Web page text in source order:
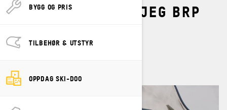
BYGG OG PRIS
TILBEHØR & UTSTYR
OPPDAG SKI-DOO
HVORDAN BRUKER JEG BRP
BySki-Doo Team